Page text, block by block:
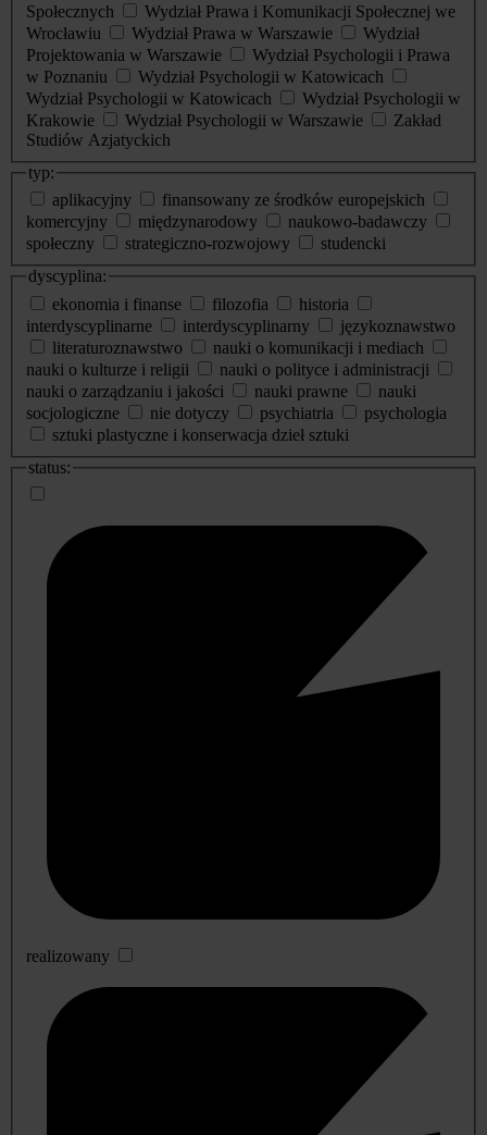
Społecznych
Wydział Prawa i Komunikacji Społecznej we
Wrocławiu
Wydział Prawa w Warszawie
Wydział
Projektowania w Warszawie
Wydział Psychologii i Prawa
w Poznaniu
Wydział Psychologii w Katowicach
Wydział Psychologii w Katowicach
Wydział Psychologii w
Krakowie
Wydział Psychologii w Warszawie
Zakład
Studiów Azjatyckich
typ:
aplikacyjny
finansowany ze środków europejskich
komercyjny
międzynarodowy
naukowo-badawczy
społeczny
strategiczno-rozwojowy
studencki
dyscyplina:
ekonomia i finanse
filozofia
historia
interdyscyplinarne
interdyscyplinarny
językoznawstwo
literaturoznawstwo
nauki o komunikacji i mediach
nauki o kulturze i religii
nauki o polityce i administracji
nauki o zarządzaniu i jakości
nauki prawne
nauki
socjologiczne
nie dotyczy psychiatria
psychologia
sztuki plastyczne i konserwacja dzieł sztuki
status:
realizowany